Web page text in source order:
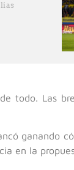
todo. Las
ganando
en la